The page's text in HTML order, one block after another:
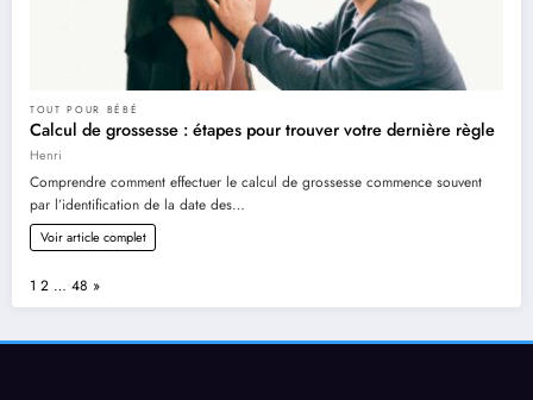
TOUT POUR BÉBÉ
Calcul de grossesse : étapes pour trouver votre dernière règle
Henri
Comprendre comment effectuer le calcul de grossesse commence souvent
par l’identification de la date des…
Voir article complet
Page:
1 2 … 48 Next
»